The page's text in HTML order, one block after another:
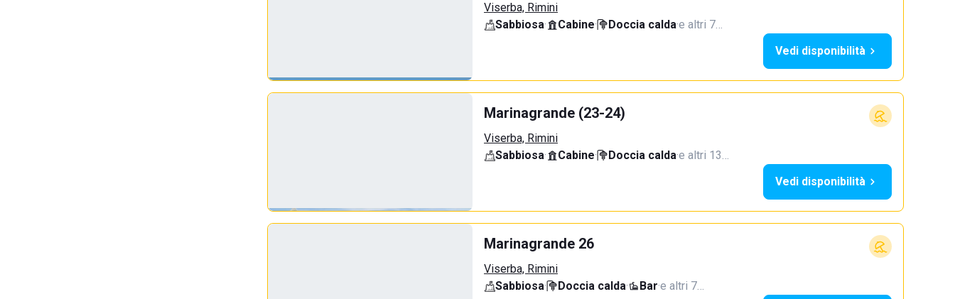
Viserba, Rimini
Sabbiosa· Cabine· Doccia calda·e altri 7…
Vedi disponibilità
Marinagrande (23-24)
Viserba, Rimini
Sabbiosa· Cabine· Doccia calda·e altri 13…
Vedi disponibilità
Marinagrande 26
Viserba, Rimini
Sabbiosa· Doccia calda· Bar·e altri 7…